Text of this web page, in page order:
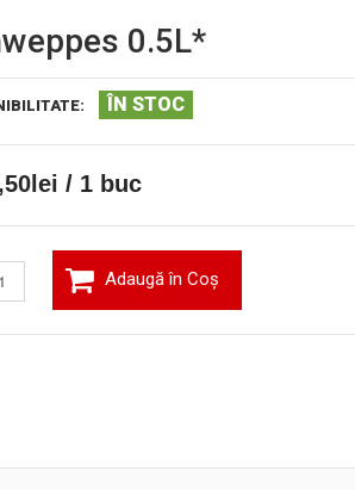
0.5L*
ÎN STOC
/ 1 buc
Adaugă în Coş